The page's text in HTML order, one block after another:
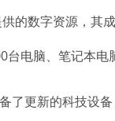
的数字资源，其成
电脑、笔记本电
了更新的科技设